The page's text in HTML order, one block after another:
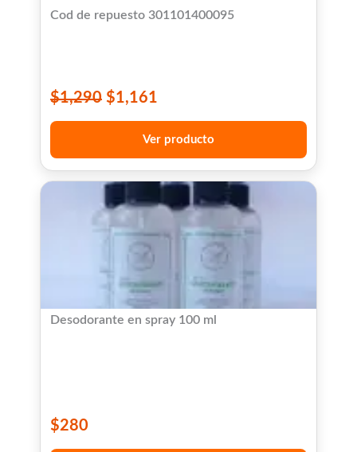
Cod de repuesto 301101400095
$1,290 $1,161
Ver producto
Desodorante en spray 100 ml
$280